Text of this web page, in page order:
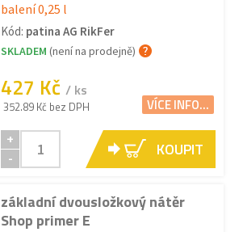
balení 0,25 l
Kód: patina AG RikFer
SKLADEM (není na prodejně)
427 Kč / ks
352.89 Kč bez DPH VÍCE INFO...
+
-
KOUPIT
základní dvousložkový nátěr
Shop primer E